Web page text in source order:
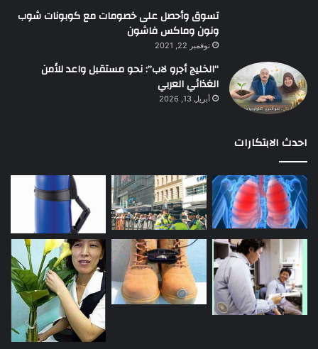
تسوق وأحصل على خصومات مع كوبونات شوب
ونون وماكس فاشون
نوفمبر 22, 2021
“الخليج أجرو لاب”: نحو مستقبل واعد للأمن
الغذائي العربي
أبريل 13, 2026
احدث الابتكارات